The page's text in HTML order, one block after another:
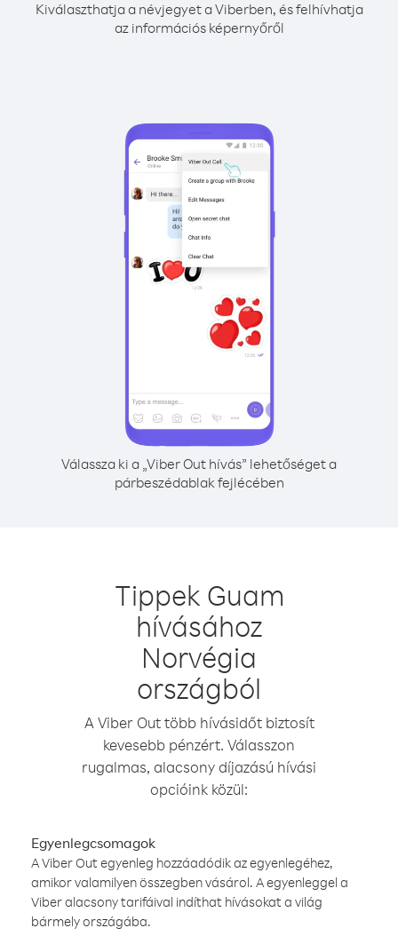
Kiválaszthatja a névjegyet a Viberben, és felhívhatja
az információs képernyőről
Válassza ki a „Viber Out hívás” lehetőséget a
párbeszédablak fejlécében
Tippek Guam
hívásához
Norvégia
országból
A Viber Out több hívásidőt biztosít
kevesebb pénzért. Válasszon
rugalmas, alacsony díjazású hívási
opcióink közül:
Egyenlegcsomagok
A Viber Out egyenleg hozzáadódik az egyenlegéhez,
amikor valamilyen összegben vásárol. A egyenleggel a
Viber alacsony tarifáival indíthat hívásokat a világ
bármely országába.